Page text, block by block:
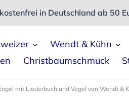
in Deutschland ab 50
Wendt & Kühn
Christbaumschmuck
mit Liederbuch und Vogel von Wendt &